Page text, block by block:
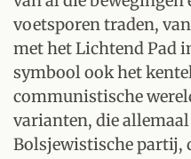
voetsporen traden,
met het Lichtend Pad
symbool ook het
communistische
varianten, die
Bolsjewistische partij,